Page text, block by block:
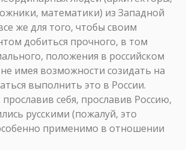
математики) из Западной
же для того, чтобы своим
добиться прочного, в том
положения в российском
имея возможности созидать на
выполнить это в России.
себя, прославив Россию,
русскими (пожалуй, это
применимо в отношении